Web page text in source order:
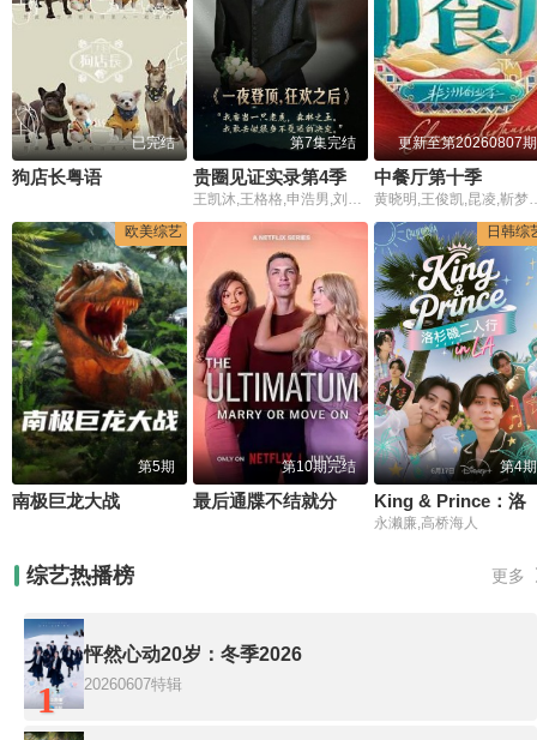
已完结
狗店长粤语
第7集完结
贵圈见证实录第4季
王凯沐,王格格,申浩男,刘润铭,韩雨彤,曾辉
更新至第20260807期
中餐厅第十季
黄晓明,王俊凯,昆凌,靳梦佳
欧美综艺
第5期
南极巨龙大战
第10期完结
最后通牒不结就分第四季
日韩综
第4期
永濑廉,高桥海人
综艺热播榜 更多
1
怦然心动20岁：冬季2026
20260607特辑